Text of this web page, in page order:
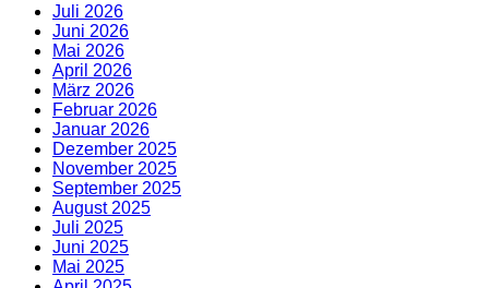
Juli 2026
Juni 2026
Mai 2026
April 2026
März 2026
Februar 2026
Januar 2026
Dezember 2025
November 2025
September 2025
August 2025
Juli 2025
Juni 2025
Mai 2025